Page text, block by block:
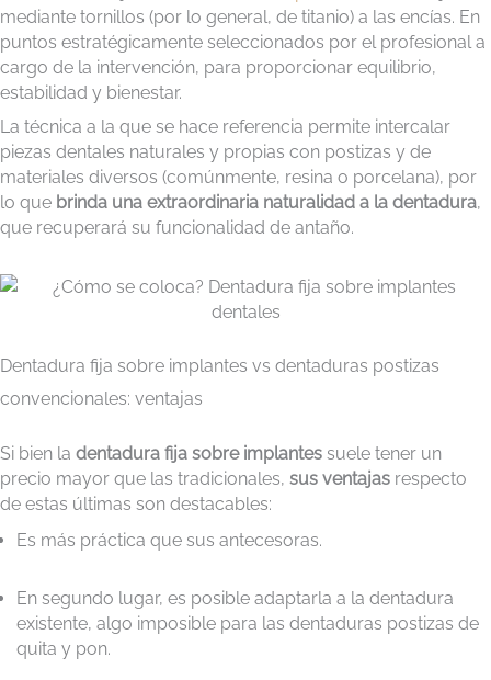
mediante tornillos (por lo general, de titanio) a las encías. En
puntos estratégicamente seleccionados por el profesional a
cargo de la intervención, para proporcionar equilibrio,
estabilidad y bienestar.
La técnica a la que se hace referencia permite intercalar
piezas dentales naturales y propias con postizas y de
materiales diversos (comúnmente, resina o porcelana), por
lo que brinda una extraordinaria naturalidad a la dentadura,
que recuperará su funcionalidad de antaño.
Dentadura fija sobre implantes vs dentaduras postizas
convencionales: ventajas
Si bien la dentadura fija sobre implantes suele tener un
precio mayor que las tradicionales, sus ventajas respecto
de estas últimas son destacables:
Es más práctica que sus antecesoras.
En segundo lugar, es posible adaptarla a la dentadura
existente, algo imposible para las dentaduras postizas de
quita y pon.